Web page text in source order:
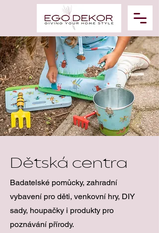
Dětská centra
Badatelské pomůcky, zahradní
vybavení pro děti, venkovní hry, DIY
sady, houpačky i produkty pro
poznávání přírody.